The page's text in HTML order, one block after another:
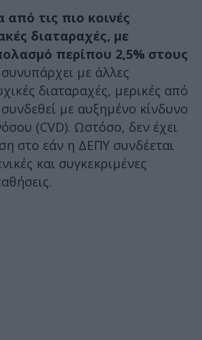
από τις πιο κοινές
διαταραχές, με
περίπου 2,5% στους
με άλλες
διαταραχές, μερικές από
με αυξημένο κίνδυνο
(CVD). Ωστόσο, δεν έχει
στο εάν η ΔΕΠΥ συνδέεται
και συγκεκριμένες